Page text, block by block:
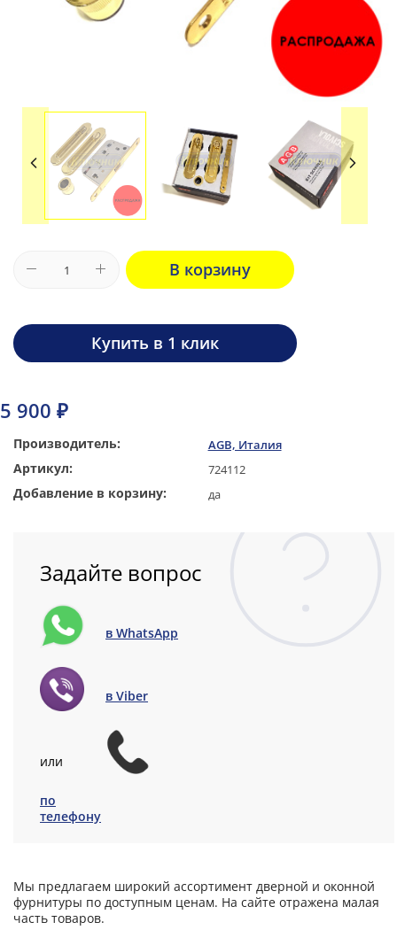
Производитель: AGB, Италия
Артикул: 724112
Добавление в корзину: да
5 900 ₽
В корзину
Купить в 1 клик
Задайте вопрос
в WhatsApp
в Viber
или
по
телефону
Мы предлагаем широкий ассортимент дверной и оконной
фурнитуры по доступным ценам. На сайте отражена малая
часть товаров.